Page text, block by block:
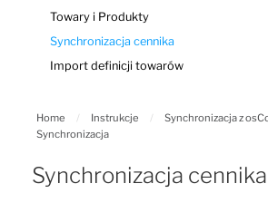
Towary i Produkty
Synchronizacja cennika
Import definicji towarów
Home / Instrukcje / Synchronizacja z
Synchronizacja
Synchronizacja cennika